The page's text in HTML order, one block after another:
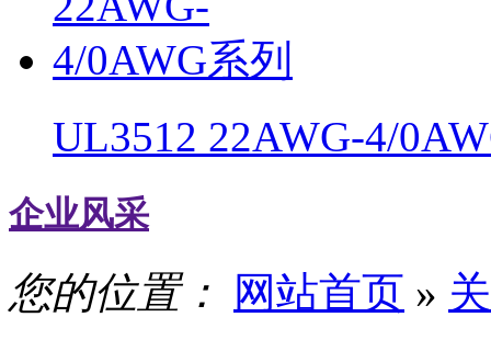
UL3512 22AWG-4/
企业风采
您的位置： 网站首页 »